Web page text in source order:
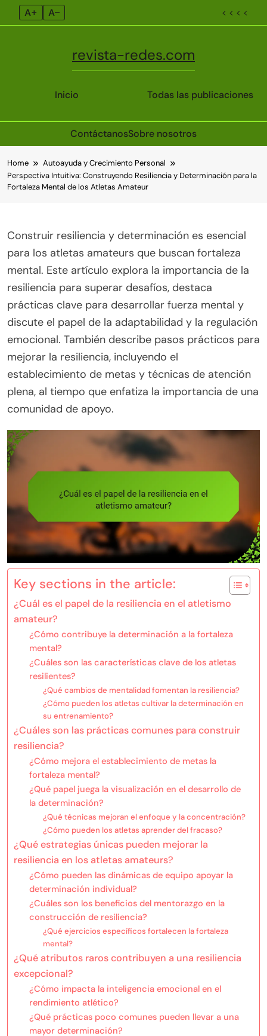
A+ A– < < < <
Inicio
revista-redes.com
Todas las publicaciones
ContáctanosSobre nosotros
to
content
Home
Autoayuda y Crecimiento Personal
Perspectiva Intuitiva: Construyendo Resiliencia y Determinación para la
Fortaleza Mental de los Atletas Amateur
Construir resiliencia y determinación es esencial
para los atletas amateurs que buscan fortaleza
mental. Este artículo explora la importancia de la
resiliencia para superar desafíos, destaca
prácticas clave para desarrollar fuerza mental y
discute el papel de la adaptabilidad y la regulación
emocional. También describe pasos prácticos para
mejorar la resiliencia, incluyendo el
establecimiento de metas y técnicas de atención
plena, al tiempo que enfatiza la importancia de una
comunidad de apoyo.
Key sections in the article:
¿Cuál es el papel de la resiliencia en el atletismo
amateur?
¿Cómo contribuye la determinación a la fortaleza
mental?
¿Cuáles son las características clave de los atletas
resilientes?
¿Qué cambios de mentalidad fomentan la resiliencia?
¿Cómo pueden los atletas cultivar la determinación en
su entrenamiento?
¿Cuáles son las prácticas comunes para construir
resiliencia?
¿Cómo mejora el establecimiento de metas la
fortaleza mental?
¿Qué papel juega la visualización en el desarrollo de
la determinación?
¿Qué técnicas mejoran el enfoque y la concentración?
¿Cómo pueden los atletas aprender del fracaso?
¿Qué estrategias únicas pueden mejorar la
resiliencia en los atletas amateurs?
¿Cómo pueden las dinámicas de equipo apoyar la
determinación individual?
¿Cuáles son los beneficios del mentorazgo en la
construcción de resiliencia?
¿Qué ejercicios específicos fortalecen la fortaleza
mental?
¿Qué atributos raros contribuyen a una resiliencia
excepcional?
¿Cómo impacta la inteligencia emocional en el
rendimiento atlético?
¿Qué prácticas poco comunes pueden llevar a una
mayor determinación?